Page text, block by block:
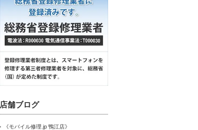
店舗ブログ
《モバイル修理.jp 鴨江店》